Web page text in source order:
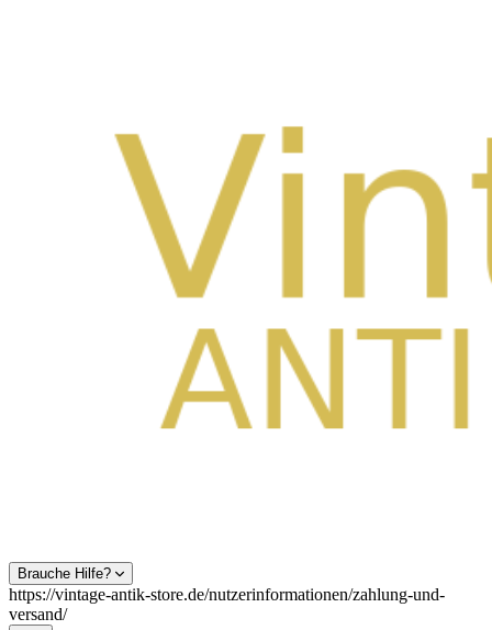
Brauche Hilfe?
https://vintage-antik-store.de/nutzerinformationen/zahlung-und-
versand/